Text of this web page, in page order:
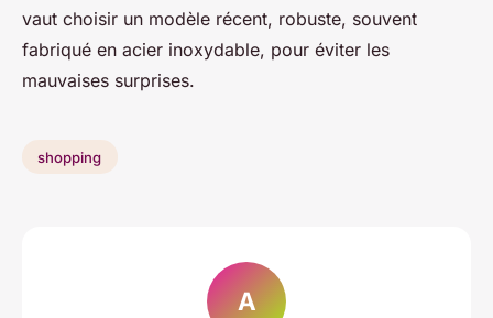
vaut choisir un modèle récent, robuste, souvent
fabriqué en acier inoxydable, pour éviter les
mauvaises surprises.
shopping
A